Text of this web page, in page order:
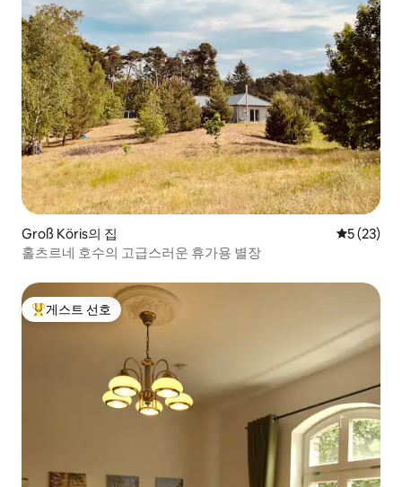
Groß Köris의 집 평점 5점
5 (23)
홀츠르네 호수의 고급스러운 휴가용 별장
상위 게스트 선호
게스트 선호